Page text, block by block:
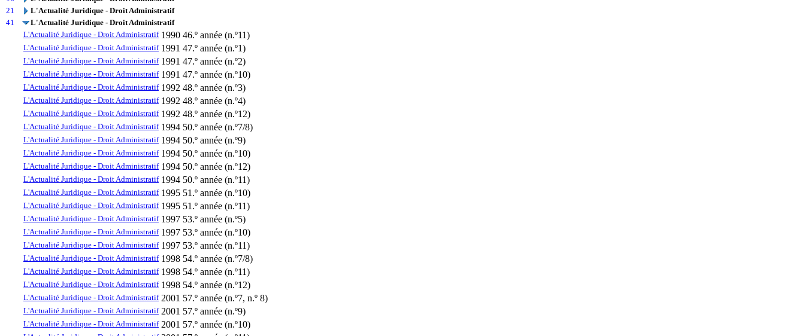
21
L'Actualité Juridique - Droit Administratif
41
L'Actualité Juridique - Droit Administratif
L'Actualité Juridique - Droit Administratif 1990 46.º année (n.º11)
L'Actualité Juridique - Droit Administratif 1991 47.º année (n.º1)
L'Actualité Juridique - Droit Administratif 1991 47.º année (n.º2)
L'Actualité Juridique - Droit Administratif 1991 47.º année (n.º10)
L'Actualité Juridique - Droit Administratif 1992 48.º année (n.º3)
L'Actualité Juridique - Droit Administratif 1992 48.º année (n.º4)
L'Actualité Juridique - Droit Administratif 1992 48.º année (n.º12)
L'Actualité Juridique - Droit Administratif 1994 50.º année (n.º7/8)
L'Actualité Juridique - Droit Administratif 1994 50.º année (n.º9)
L'Actualité Juridique - Droit Administratif 1994 50.º année (n.º10)
L'Actualité Juridique - Droit Administratif 1994 50.º année (n.º12)
L'Actualité Juridique - Droit Administratif 1994 50.º année (n.º11)
L'Actualité Juridique - Droit Administratif 1995 51.º année (n.º10)
L'Actualité Juridique - Droit Administratif 1995 51.º année (n.º11)
L'Actualité Juridique - Droit Administratif 1997 53.º année (n.º5)
L'Actualité Juridique - Droit Administratif 1997 53.º année (n.º10)
L'Actualité Juridique - Droit Administratif 1997 53.º année (n.º11)
L'Actualité Juridique - Droit Administratif 1998 54.º année (n.º7/8)
L'Actualité Juridique - Droit Administratif 1998 54.º année (n.º11)
L'Actualité Juridique - Droit Administratif 1998 54.º année (n.º12)
L'Actualité Juridique - Droit Administratif 2001 57.º année (n.º7, n.º 8)
L'Actualité Juridique - Droit Administratif 2001 57.º année (n.º9)
L'Actualité Juridique - Droit Administratif 2001 57.º année (n.º10)